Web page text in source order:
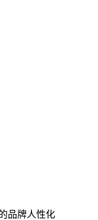
品牌人性化